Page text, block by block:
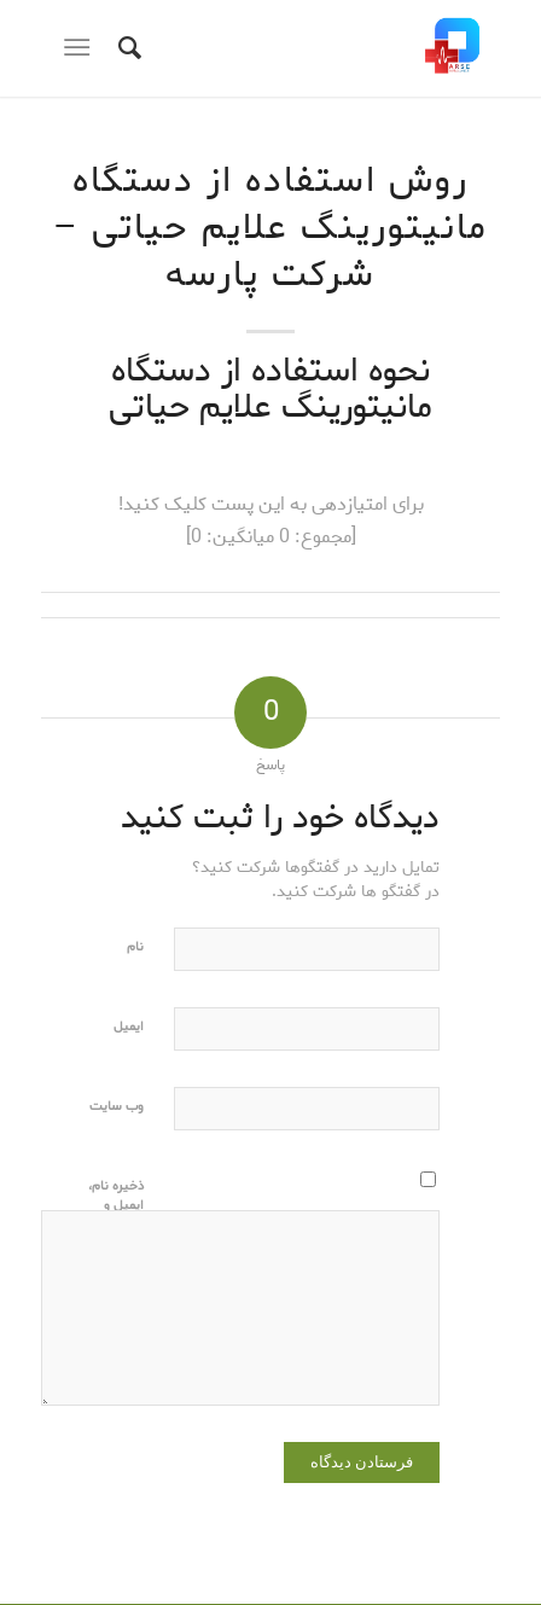
روش استفاده از دستگاه
مانیتورینگ علایم حیاتی –
شرکت پارسه
نحوه استفاده از دستگاه
مانیتورینگ علایم حیاتی
برای امتیازدهی به این پست کلیک کنید!
[مجموع: 0میانگین: 0
]
0
پاسخ
دیدگاه خود را ثبت کنید
تمایل دارید در گفتگوها شرکت کنید؟
در گفتگو ها شرکت کنید.
نام
ایمیل
وب‌ سایت
ذخیره نام،
ایمیل و